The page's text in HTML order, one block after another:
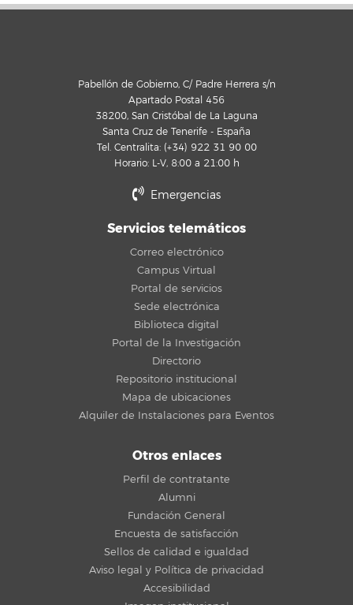
Pabellón de Gobierno, C/ Padre Herrera s/n
Apartado Postal 456
38200, San Cristóbal de La Laguna
Santa Cruz de Tenerife - España
Tel. Centralita: (+34) 922 31 90 00
Horario: L-V, 8:00 a 21:00 h
Emergencias
Servicios telemáticos
Correo electrónico
Campus Virtual
Portal de servicios
Sede electrónica
Biblioteca digital
Portal de la Investigación
Directorio
Repositorio institucional
Mapa de ubicaciones
Alquiler de Instalaciones para Eventos
Otros enlaces
Perfil de contratante
Alumni
Fundación General
Encuesta de satisfacción
Sellos de calidad e igualdad
Aviso legal y Política de privacidad
Accesibilidad